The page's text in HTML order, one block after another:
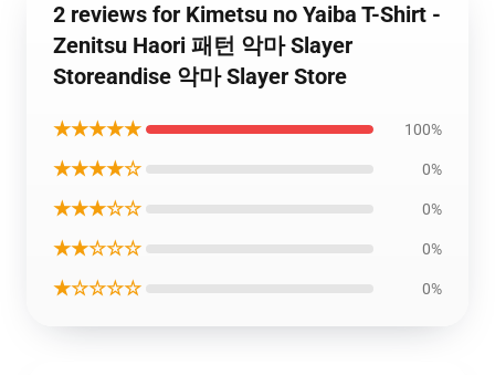
2 reviews for Kimetsu no Yaiba T-Shirt -
Zenitsu Haori 패턴 악마 Slayer
Storeandise 악마 Slayer Store
★★★★★ 100%
★★★★☆ 0%
★★★☆☆ 0%
★★☆☆☆ 0%
★☆☆☆☆ 0%